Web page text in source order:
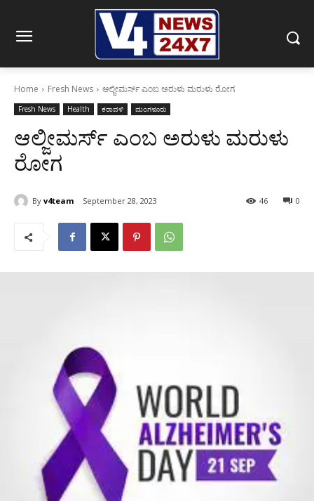
Home Fresh News ಆಲ್ಜೀಮರ್ಸ್ ಎಂಬ ಅರುಳು ಮರುಳು ರೋಗ
Fresh News Health ಕರಾವಳಿ ಮಂಗಳೂರು
ಆಲ್ಜೀಮರ್ಸ್ ಎಂಬ ಅರುಳು ಮರುಳು
ರೋಗ
By v4team September 28, 2023 0
46